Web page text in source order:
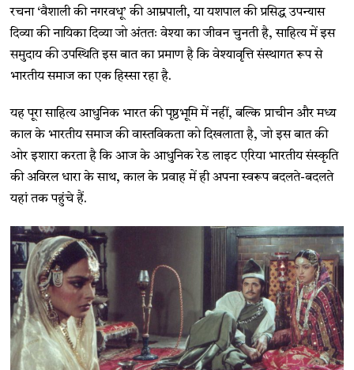
रचना ‘वैशाली की नगरवधू’ की आम्रपाली, या यशपाल की प्रसिद्ध उपन्यास
दिव्या की नायिका दिव्या जो अंततः वेश्या का जीवन चुनती है, साहित्य में इस
समुदाय की उपस्थिति इस बात का प्रमाण है कि वेश्यावृत्ति संस्थागत रूप से
भारतीय समाज का एक हिस्सा रहा है.
यह पूरा साहित्य आधुनिक भारत की पृष्ठभूमि में नहीं, बल्कि प्राचीन और मध्य
काल के भारतीय समाज की वास्तविकता को दिखलाता है, जो इस बात की
ओर इशारा करता है कि आज के आधुनिक रेड लाइट एरिया भारतीय संस्कृति
की अविरल धारा के साथ, काल के प्रवाह में ही अपना स्वरूप बदलते-बदलते
यहां तक पहुंचे हैं.